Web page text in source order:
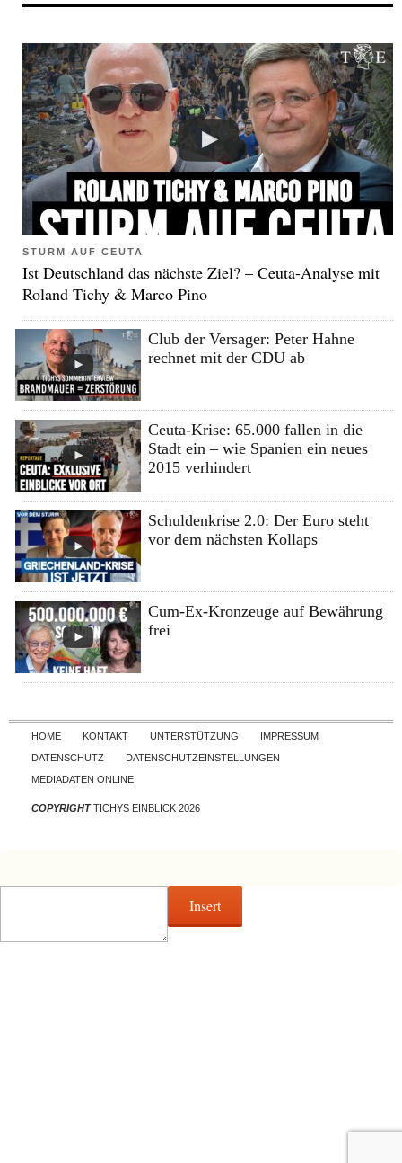
STURM AUF CEUTA
Ist Deutschland das nächste Ziel? – Ceuta-Analyse mit
Roland Tichy & Marco Pino
Club der Versager: Peter Hahne
rechnet mit der CDU ab
Ceuta-Krise: 65.000 fallen in die
Stadt ein – wie Spanien ein neues
2015 verhindert
Schuldenkrise 2.0: Der Euro steht
vor dem nächsten Kollaps
Cum-Ex-Kronzeuge auf Bewährung
frei
Skip to content
HOME KONTAKT UNTERSTÜTZUNG
IMPRESSUM
DATENSCHUTZ
DATENSCHUTZEINSTELLUNGEN
MEDIADATEN ONLINE
COPYRIGHTTICHYS EINBLICK 2026
Insert